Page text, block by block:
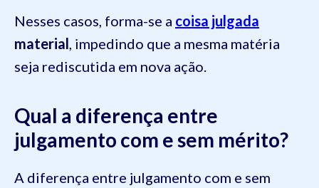
Nesses casos, forma-se a coisa julgada
material, impedindo que a mesma matéria
seja rediscutida em nova ação.
Qual a diferença entre
julgamento com e sem mérito?
A diferença entre julgamento com e sem